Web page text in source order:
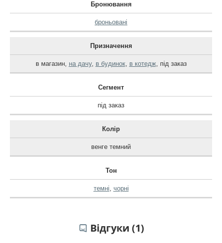
Бронювання
броньовані
Призначення
в магазин, на дачу, в будинок, в котедж, під заказ
Сегмент
під заказ
Колір
венге темний
Тон
темні, чорні
Відгуки (1)